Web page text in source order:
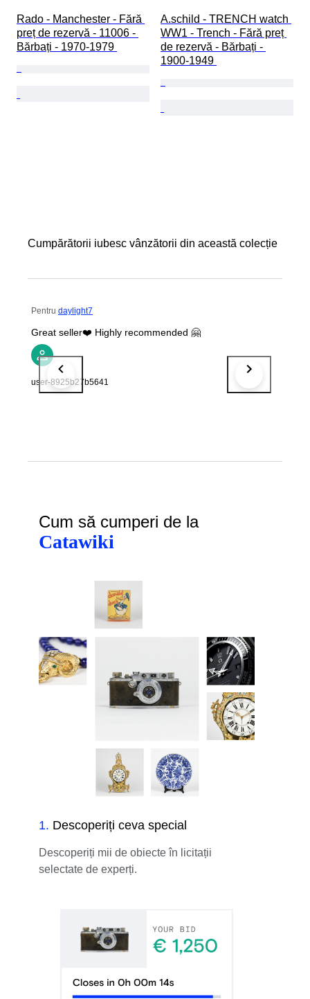
Rado - Manchester - Fără
preț de rezervă - 11006 -
Bărbați - 1970-1979
A.schild - TRENCH watch
WW1 - Trench - Fără preț
de rezervă - Bărbați -
1900-1949
Cumpărătorii iubesc vânzătorii din această colecție
Pentru daylight7
Great seller❤️ Highly recommended 🤗
user-8925b27b5641
Cum să cumperi de la
Catawiki
1. Descoperiți ceva special
Descoperiți mii de obiecte în licitații
selectate de experți.